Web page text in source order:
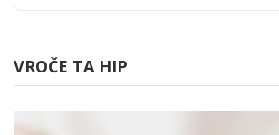
VROČE TA HIP